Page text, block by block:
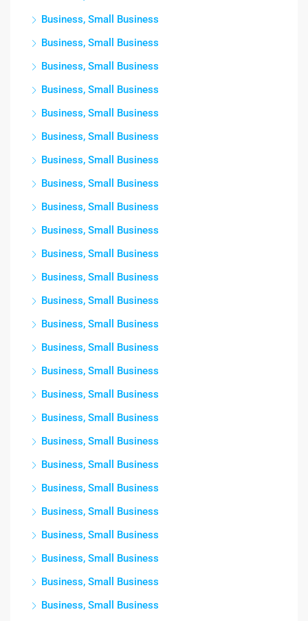
Business, Small Business
Business, Small Business
Business, Small Business
Business, Small Business
Business, Small Business
Business, Small Business
Business, Small Business
Business, Small Business
Business, Small Business
Business, Small Business
Business, Small Business
Business, Small Business
Business, Small Business
Business, Small Business
Business, Small Business
Business, Small Business
Business, Small Business
Business, Small Business
Business, Small Business
Business, Small Business
Business, Small Business
Business, Small Business
Business, Small Business
Business, Small Business
Business, Small Business
Business, Small Business